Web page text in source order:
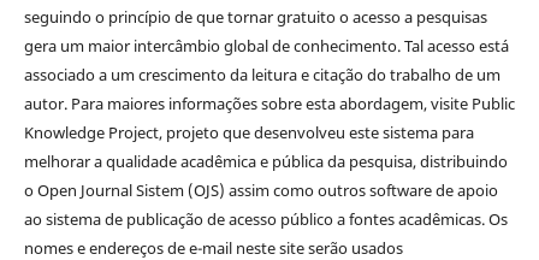
seguindo o princípio de que tornar gratuito o acesso a pesquisas
gera um maior intercâmbio global de conhecimento. Tal acesso está
associado a um crescimento da leitura e citação do trabalho de um
autor. Para maiores informações sobre esta abordagem, visite Public
Knowledge Project, projeto que desenvolveu este sistema para
melhorar a qualidade acadêmica e pública da pesquisa, distribuindo
o Open Journal Sistem (OJS) assim como outros software de apoio
ao sistema de publicação de acesso público a fontes acadêmicas. Os
nomes e endereços de e-mail neste site serão usados